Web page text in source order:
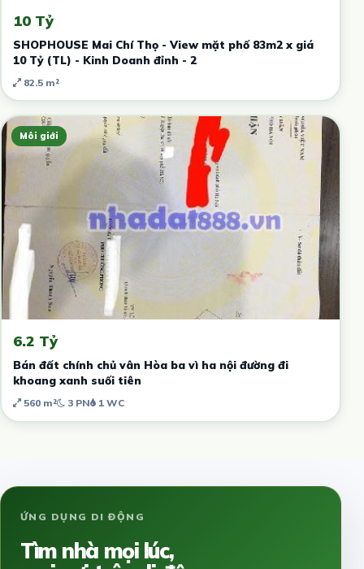
10 Tỷ
SHOPHOUSE Mai Chí Thọ - View mặt phố 83m2 x giá
10 Tỷ (TL) - Kinh Doanh đỉnh - 2
82.5 m²
Môi giới
6.2 Tỷ
Bán đất chính chủ vân Hòa ba vì ha nội đường đi
khoang xanh suối tiên
560 m² 3 PN 1 WC
ỨNG DỤNG DI ĐỘNG
Tìm nhà mọi lúc,